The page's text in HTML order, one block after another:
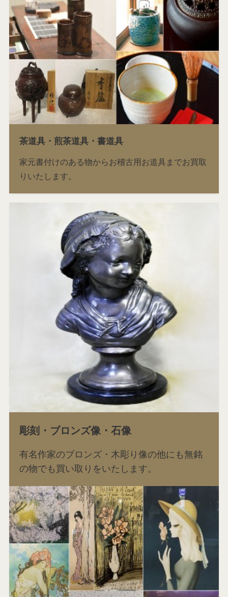
茶道具・煎茶道具・書道具
家元書付けのある物からお稽古用お道具までお買取
りいたします。
彫刻・ブロンズ像・石像
有名作家のブロンズ・木彫り像の他にも無銘
の物でも買い取りをいたします。